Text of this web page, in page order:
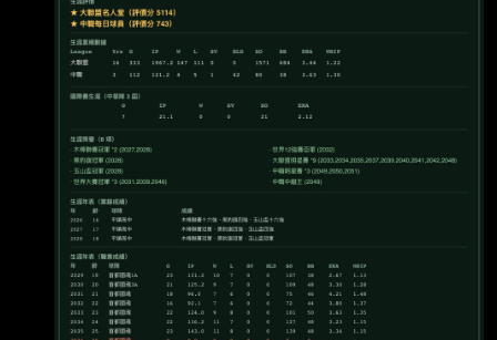
克，那個連我這個作者都養不出來 總之我很想要
把一些台灣棒球的浪漫(例如狂打國際賽) 那些很
屬於台灣棒球的東西表現出來 也希望每個養成都
有玩家的選擇當作節點 同一個種子會有不同的想
法 最後表現出各式各樣的養成結果是我的終極目
標 我是OOTP、跟實況